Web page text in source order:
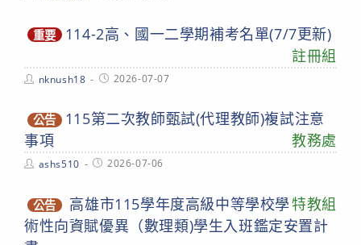
重要
114-2高、國一二學期補考名單(7/7更新)
註冊組
Postnknush18
Post2026-07-07
公告
115第二次教師甄試(代理教師)複試注意
事項
教務處
Postashs510
Post2026-07-06
公告 特教組
高雄市115學年度高級中等學校學
術性向資賦優異（數理類)學生入班鑑定安置計